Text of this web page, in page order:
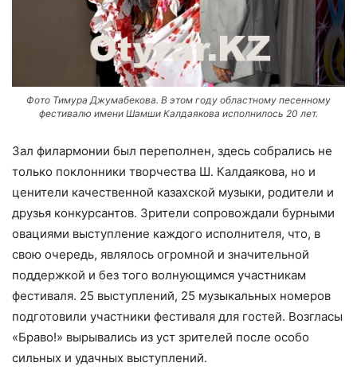
Фото Тимура Джумабекова. В этом году областному песенному
фестивалю имени Шамши Калдаякова исполнилось 20 лет.
Зал филармонии был переполнен, здесь собрались не
только поклонники творчества Ш. Калдаякова, но и
ценители качественной казахской музыки, родители и
друзья конкурсантов. Зрители сопровождали бурными
овациями выступление каждого исполнителя, что, в
свою очередь, являлось огромной и значительной
поддержкой и без того волнующимся участникам
фестиваля. 25 выступлений, 25 музыкальных номеров
подготовили участники фестиваля для гостей. Возгласы
«Браво!» вырывались из уст зрителей после особо
сильных и удачных выступлений.